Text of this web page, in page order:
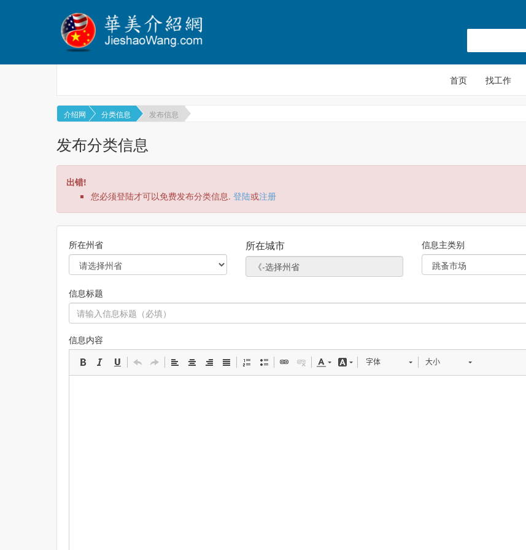
首页 找工作
介绍网 分类信息 发布信息
发布分类信息
出错!
您必须登陆才可以免费发布分类信息. 登陆或注册
所在州省 所在城市 信息主类别
信息标题
信息内容
字体 大小